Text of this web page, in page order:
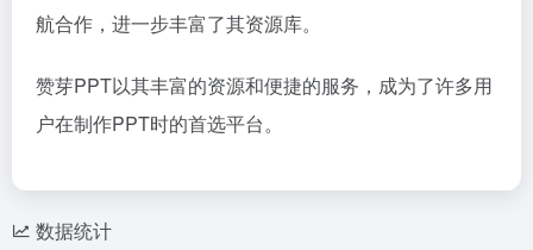
航合作，进一步丰富了其资源库。
赞芽PPT以其丰富的资源和便捷的服务，成为了许多用
户在制作PPT时的首选平台。
数据统计